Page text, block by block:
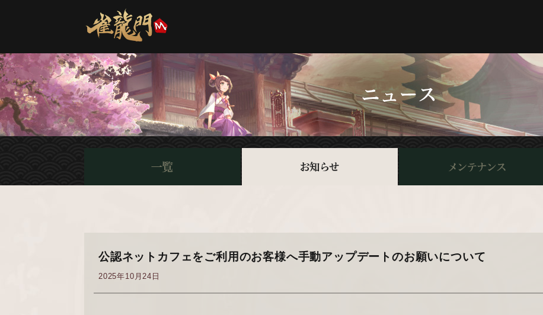
公認ネットカフェをご利用のお客様へ手動アップデートのお願いについて
2025年10月24日